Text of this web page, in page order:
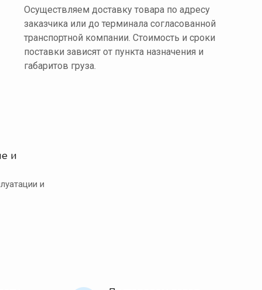
Осуществляем доставку товара по адресу
заказчика или до терминала согласованной
транспортной компании. Стоимость и сроки
поставки зависят от пункта назначения и
габаритов груза.
и
и